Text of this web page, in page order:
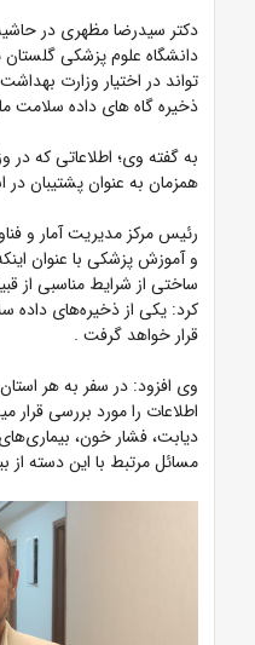
دکتر سیدرضا مظهری در
دانشگاه علوم پزشکی گلستان
تواند در اختیار وزارت
ذخیره‌ گاه های داده سلامت
به گفته وی؛ اطلاعاتی که
همزمان به عنوان پشتیبان
رئیس مرکز مدیریت آمار و
و آموزش پزشکی با عنوان
ساختی از شرایط مناسبی از
کرد: یکی از ذخیره‌های داده
قرار خواهد گرفت .
وی افزود: در سفر به هر
اطلاعات را مورد بررسی
دیابت، فشار خون،
مسائل مرتبط با این دسته از